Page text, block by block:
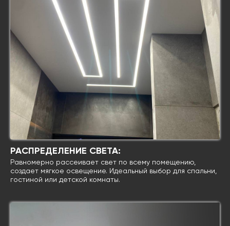
РАСПРЕДЕЛЕНИЕ СВЕТА:
Равномерно рассеивает свет по всему помещению,
создает мягкое освещение. Идеальный выбор для спальни,
гостиной или детской комнаты.